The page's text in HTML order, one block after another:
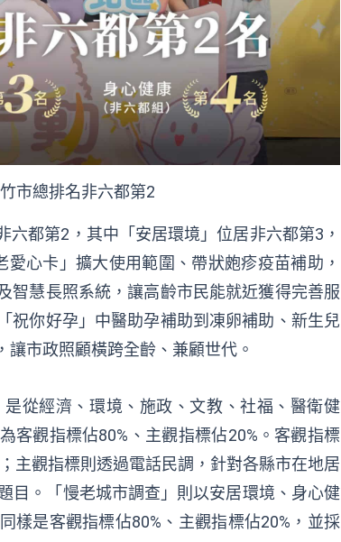
市總排名非六都第2
都第2，其中「安居環境」位居非六都第3，
心卡」擴大使用範圍、帶狀皰疹疫苗補助，
智慧長照系統，讓高齡市民能就近獲得完善服
祝你好孕」中醫助孕補助到凍卵補助、新生兒
市政照顧橫跨全齡、兼顧世代。
從經濟、環境、施政、文教、社福、醫衛健
客觀指標佔80%、主觀指標佔20%。客觀指標
主觀指標則透過電話民調，針對各縣市在地居
目。「慢老城市調查」則以安居環境、身心健
樣是客觀指標佔80%、主觀指標佔20%，並採